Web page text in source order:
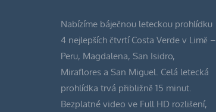
Nabízíme báječnou leteckou prohlídku
4 nejlepších čtvrtí Costa Verde v Limě –
Peru, Magdalena, San Isidro,
Miraflores a San Miguel. Celá letecká
prohlídka trvá přibližně 15 minut.
Bezplatné video ve Full HD rozlišení,